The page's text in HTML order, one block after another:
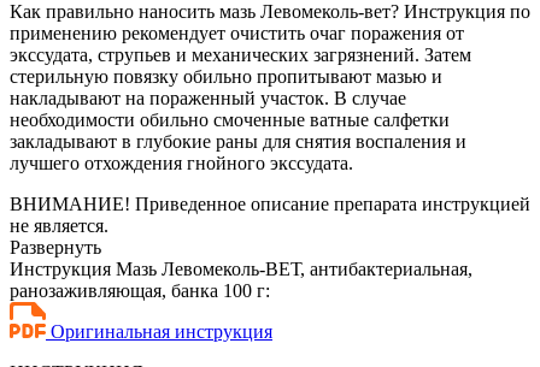
Как правильно наносить мазь Левомеколь-вет? Инструкция по
применению рекомендует очистить очаг поражения от
экссудата, струпьев и механических загрязнений. Затем
стерильную повязку обильно пропитывают мазью и
накладывают на пораженный участок. В случае
необходимости обильно смоченные ватные салфетки
закладывают в глубокие раны для снятия воспаления и
лучшего отхождения гнойного экссудата.
ВНИМАНИЕ! Приведенное описание препарата инструкцией
не является.
Развернуть
Инструкция Мазь Левомеколь-ВЕТ, антибактериальная,
ранозаживляющая, банка 100 г:
Оригинальная инструкция